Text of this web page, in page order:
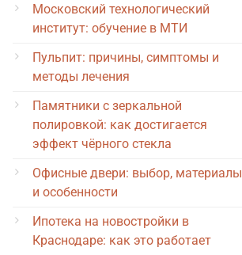
Московский технологический
институт: обучение в МТИ
Пульпит: причины, симптомы и
методы лечения
Памятники с зеркальной
полировкой: как достигается
эффект чёрного стекла
Офисные двери: выбор, материалы
и особенности
Ипотека на новостройки в
Краснодаре: как это работает